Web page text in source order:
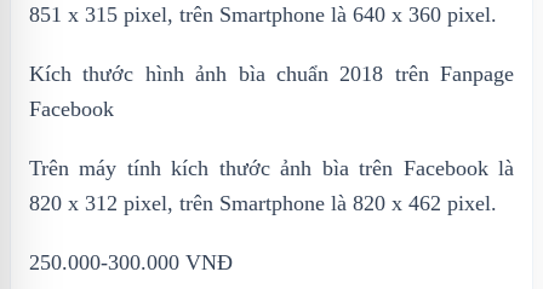
851 x 315 pixel, trên Smartphone là 640 x 360 pixel.
Kích thước hình ảnh bìa chuẩn 2018 trên Fanpage
Facebook
Trên máy tính kích thước ảnh bìa trên Facebook là
820 x 312 pixel, trên Smartphone là 820 x 462 pixel.
250.000-300.000 VNĐ